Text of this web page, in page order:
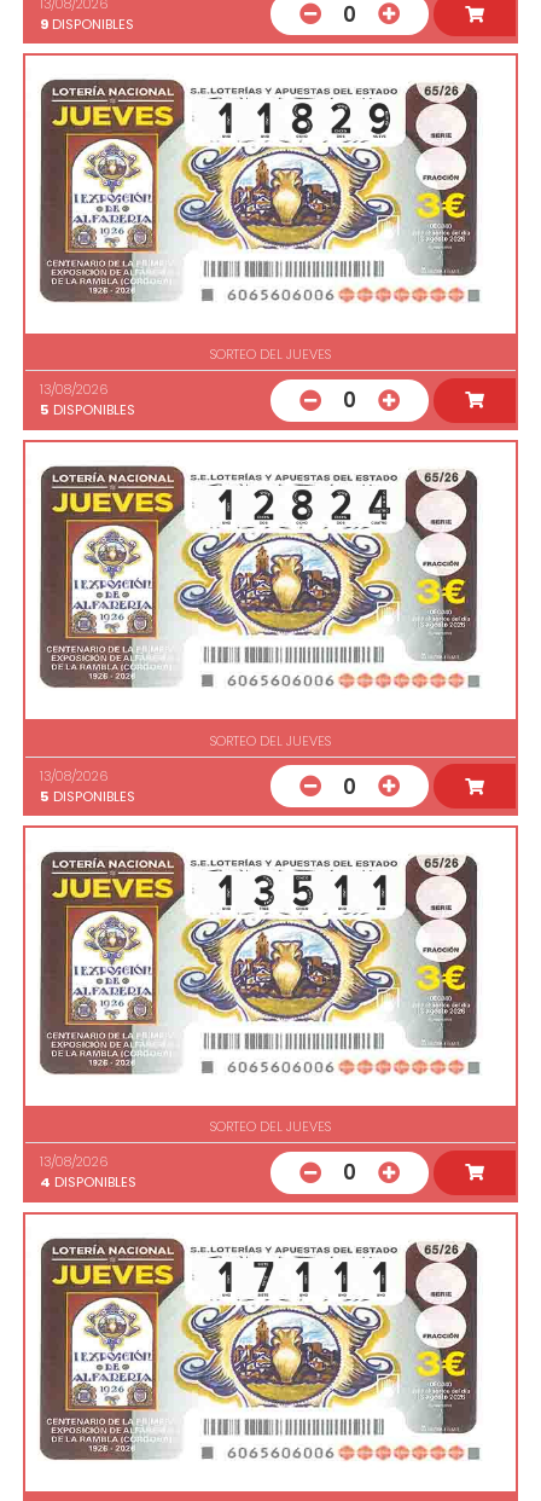
9 DISPONIBLES 0
SORTEO DEL JUEVES
13/08/2026
5 DISPONIBLES 0
SORTEO DEL JUEVES
13/08/2026
5 DISPONIBLES 0
SORTEO DEL JUEVES
13/08/2026
4 DISPONIBLES 0